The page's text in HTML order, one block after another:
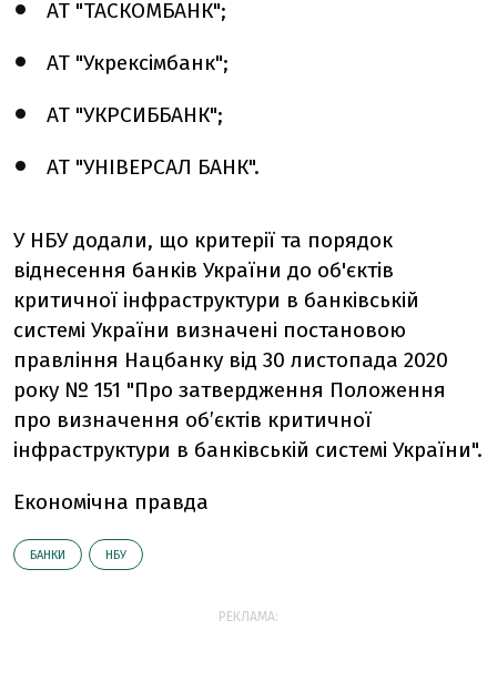
АТ "ТАСКОМБАНК";
АТ "Укрексімбанк";
АТ "УКРСИББАНК";
АТ "УНІВЕРСАЛ БАНК".
У НБУ додали, що критерії та порядок
віднесення банків України до об'єктів
критичної інфраструктури в банківській
системі України визначені постановою
правління Нацбанку від 30 листопада 2020
року № 151 "Про затвердження Положення
про визначення об’єктів критичної
інфраструктури в банківській системі України".
Економічна правда
БАНКИ НБУ
РЕКЛАМА: